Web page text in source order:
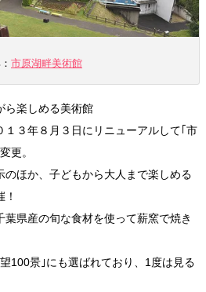
市原湖畔美術館
ら楽しめる美術館
１３年８月３日にリニューアルして｢市
更。
ほか、子どもから大人まで楽しめる
県産の旬な食材を使って薪窯で焼き
100景｣にも選ばれており、1度は見る